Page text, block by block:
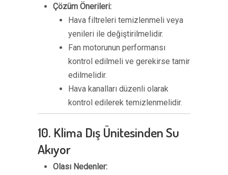
Çözüm Önerileri:
Hava filtreleri temizlenmeli veya
yenileri ile değiştirilmelidir.
Fan motorunun performansı
kontrol edilmeli ve gerekirse tamir
edilmelidir.
Hava kanalları düzenli olarak
kontrol edilerek temizlenmelidir.
10. Klima Dış Ünitesinden Su
Akıyor
Olası Nedenler: